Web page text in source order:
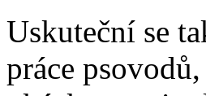
Uskuteční se
práce